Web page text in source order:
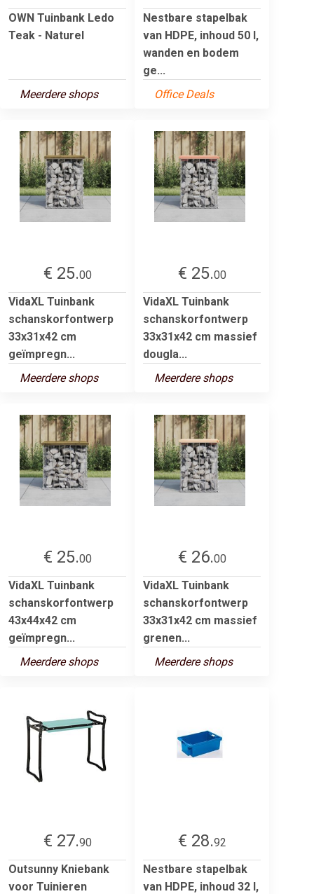
OWN Tuinbank Ledo
Teak - Naturel
Meerdere shops
Nestbare stapelbak
van HDPE, inhoud 50 l,
wanden en bodem
ge...
Office Deals
€ 25.00
VidaXL Tuinbank
schanskorfontwerp
33x31x42 cm
geïmpregn...
Meerdere shops
€ 25.00
VidaXL Tuinbank
schanskorfontwerp
33x31x42 cm massief
dougla...
Meerdere shops
€ 25.00
VidaXL Tuinbank
schanskorfontwerp
43x44x42 cm
geïmpregn...
Meerdere shops
€ 26.00
VidaXL Tuinbank
schanskorfontwerp
33x31x42 cm massief
grenen...
Meerdere shops
€ 27.90
Outsunny Kniebank
voor Tuinieren
€ 28.92
Nestbare stapelbak
van HDPE, inhoud 32 l,